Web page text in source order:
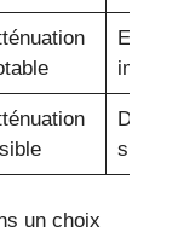
un choix